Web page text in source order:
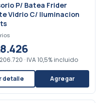
P/ Batea Frider
Vidrio C/ Iluminacion
· IVA 10,5% incluido
detalle Agregar